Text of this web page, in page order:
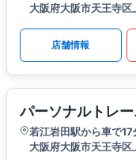
大阪府大阪市天王寺
店舗情報
パーソナルトレ
若江岩田駅から車で17
大阪府大阪市天王寺